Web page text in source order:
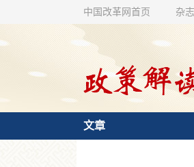
中国改革网首页 杂志
文章